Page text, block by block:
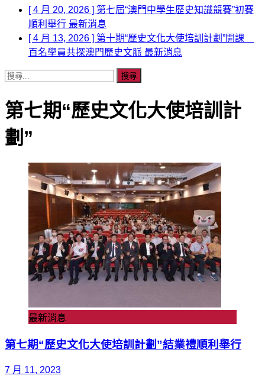
[ 4 月 20, 2026 ] 第七屆“澳門中學生歷史知識競賽”初賽
順利舉行 最新消息
[ 4 月 13, 2026 ] 第十期“歷史文化大使培訓計劃”開課
百名學員共探澳門歷史文脈 最新消息
搜
關
鍵
字:
第七期“歷史文化大使培訓計
劃”
最新消息
第七期“歷史文化大使培訓計劃”結業禮順利舉行
7 月 11, 2023